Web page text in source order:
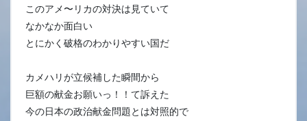
このアメ〜リカの対決は見ていて
なかなか面白い
とにかく破格のわかりやすい国だ
カメハリが立候補した瞬間から
巨額の献金お願いっ！！て訴えた
今の日本の政治献金問題とは対照的で